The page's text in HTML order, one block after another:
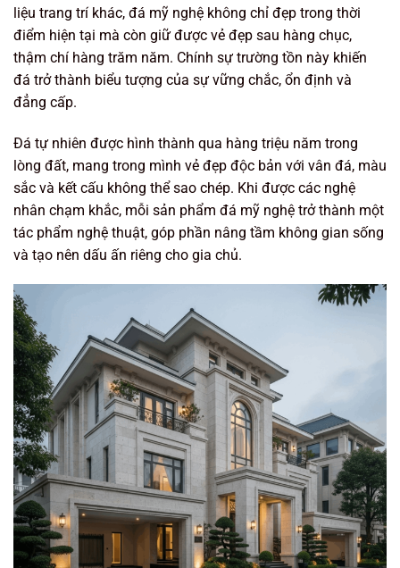
liệu trang trí khác, đá mỹ nghệ không chỉ đẹp trong thời
điểm hiện tại mà còn giữ được vẻ đẹp sau hàng chục,
thậm chí hàng trăm năm. Chính sự trường tồn này khiến
đá trở thành biểu tượng của sự vững chắc, ổn định và
đẳng cấp.
Đá tự nhiên được hình thành qua hàng triệu năm trong
lòng đất, mang trong mình vẻ đẹp độc bản với vân đá, màu
sắc và kết cấu không thể sao chép. Khi được các nghệ
nhân chạm khắc, mỗi sản phẩm đá mỹ nghệ trở thành một
tác phẩm nghệ thuật, góp phần nâng tầm không gian sống
và tạo nên dấu ấn riêng cho gia chủ.